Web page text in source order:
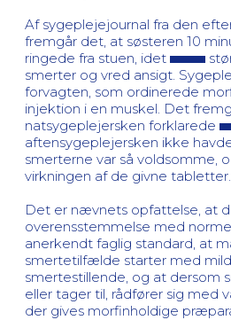
Af sygeplejejournal fra den
fremgår det, at søsteren 10
ringede fra stuen, idet
smerter og vred ansigt.
forvagten, som ordinerede
injektion i en muskel. Det
natsygeplejersken forklarede
aftensygeplejersken ikke
smerterne var så voldsomme,
virkningen af de givne tabletter.
Det er nævnets opfattelse, at
overensstemmelse med
anerkendt faglig standard, at
smertetilfælde starter med
smertestillende, og at dersom
eller tager til, rådfører sig med
der gives morfinholdige